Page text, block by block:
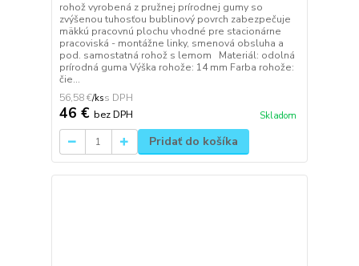
rohož vyrobená z pružnej prírodnej gumy so
zvýšenou tuhosťou bublinový povrch zabezpečuje
mäkkú pracovnú plochu vhodné pre stacionárne
pracoviská - montážne linky, smenová obsluha a
pod. samostatná rohož s lemom Materiál: odolná
prírodná guma Výška rohože: 14 mm Farba rohože:
čie...
56,58 €/ks
46 € bez DPH Skladom
Pridať do košíka